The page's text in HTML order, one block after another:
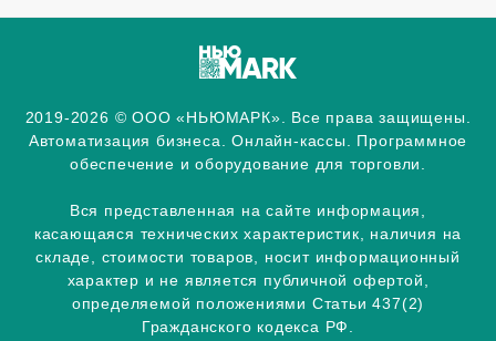
2019-2026 © ООО «НЬЮМАРК». Все права защищены.
Автоматизация бизнеса. Онлайн-кассы. Программное
обеспечение и оборудование для торговли.
Вся представленная на сайте информация,
касающаяся технических характеристик, наличия на
складе, стоимости товаров, носит информационный
характер и не является публичной офертой,
определяемой положениями Статьи 437(2)
Гражданского кодекса РФ.